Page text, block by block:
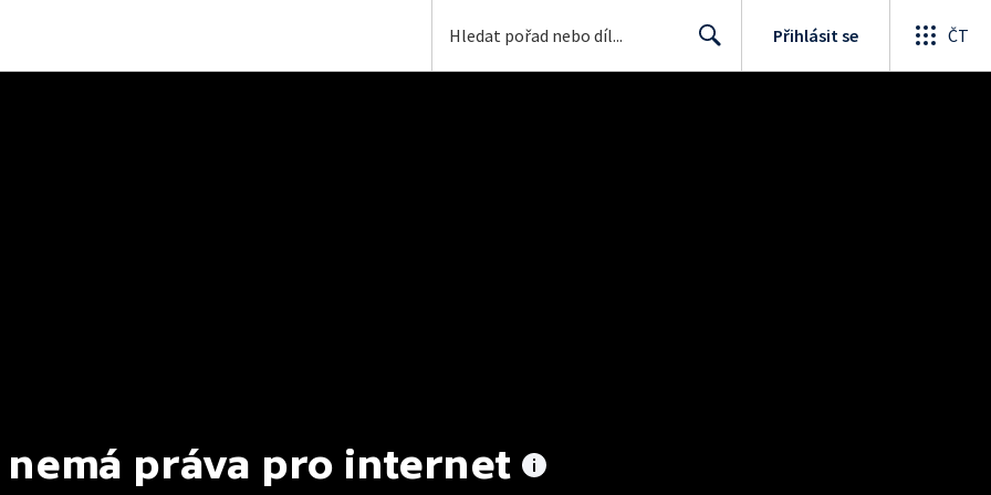
Přihlásit se ČT
nemá práva pro internet